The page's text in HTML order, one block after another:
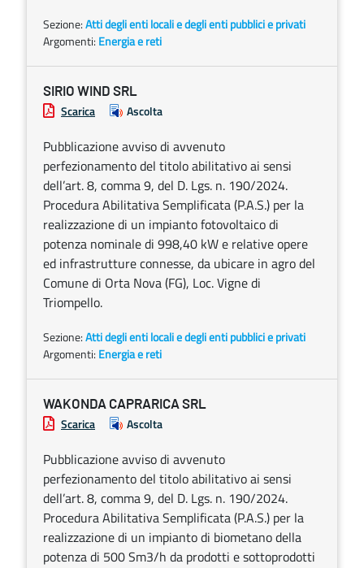
Sezione:Atti degli enti locali e degli enti pubblici e privati
Argomenti: Energia e reti
SIRIO WIND SRL
Scarica Ascolta
Pubblicazione avviso di avvenuto
perfezionamento del titolo abilitativo ai sensi
dell’art. 8, comma 9, del D. Lgs. n. 190/2024.
Procedura Abilitativa Semplificata (P.A.S.) per la
realizzazione di un impianto fotovoltaico di
potenza nominale di 998,40 kW e relative opere
ed infrastrutture connesse, da ubicare in agro del
Comune di Orta Nova (FG), Loc. Vigne di
Triompello.
Sezione:Atti degli enti locali e degli enti pubblici e privati
Argomenti: Energia e reti
WAKONDA CAPRARICA SRL
Scarica Ascolta
Pubblicazione avviso di avvenuto
perfezionamento del titolo abilitativo ai sensi
dell’art. 8, comma 9, del D. Lgs. n. 190/2024.
Procedura Abilitativa Semplificata (P.A.S.) per la
realizzazione di un impianto di biometano della
potenza di 500 Sm3/h da prodotti e sottoprodotti